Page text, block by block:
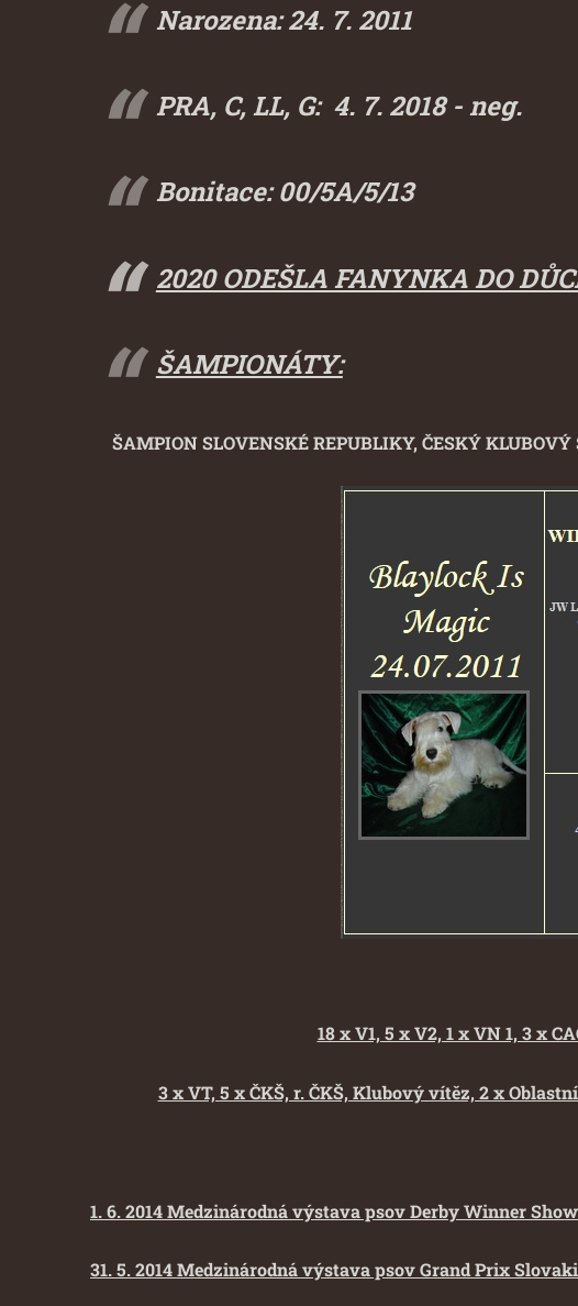
Narozena: 24. 7. 2011
PRA, C, LL, G: 4. 7. 2018 - neg.
Bonitace: 00/5A/5/13
2020 ODEŠLA FANYNKA DO
ŠAMPIONÁTY:
ŠAMPION SLOVENSKÉ REPUBLIKY, ČESKÝ
18 x V1, 5 x V2, 1 x VN 1, 3 x
3 x VT, 5 x ČKŠ, r. ČKŠ, Klubový vítěz, 2 x
1. 6. 2014 Medzinárodná výstava psov Derby Winner
31. 5. 2014 Medzinárodná výstava psov Grand Prix